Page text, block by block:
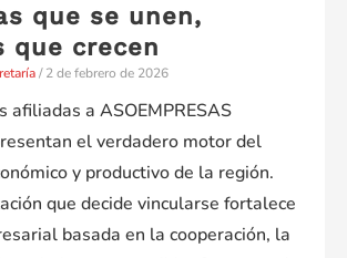
que se unen,
que crecen
/2 de febrero de 2026
afiliadas a ASOEMPRESAS
el verdadero motor del
y productivo de la región.
que decide vincularse fortalece
basada en la cooperación, la